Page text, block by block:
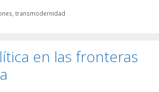
,transmodernidad
en las fronteras